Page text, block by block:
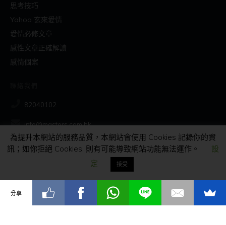
思考技巧
Yahoo 玄來愛情
愛情必修文章
感性文章正確解讀
感情個案
82040102
info@masters.com.hk
社交
為提升本網站的服務品質，本網站會使用 Cookies 記錄你的資
訊；如你拒絕 Cookies, 則有可能導致網站功能無法運作。
設
定
接受
分享